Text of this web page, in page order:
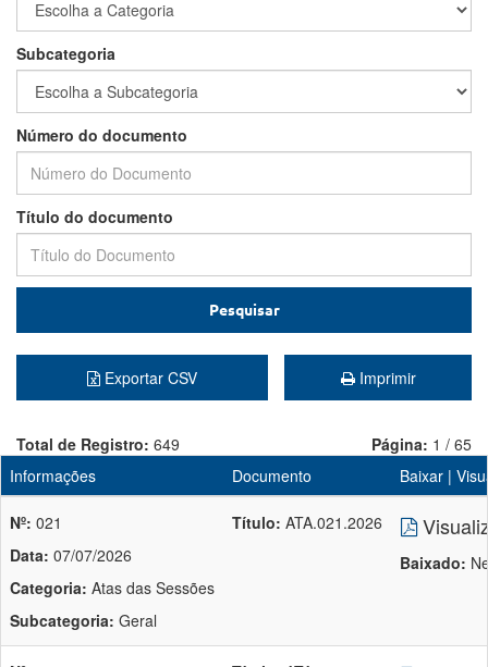
Subcategoria
Número do documento
Título do documento
Pesquisar
Exportar CSV Imprimir
Total de Registro: 649 Página: 1 / 65
Informações
Documento Baixar |
Nº: 021
Data: 07/07/2026
Categoria: Atas das Sessões
Subcategoria: Geral
Título: ATA.021.2026
Baixado: